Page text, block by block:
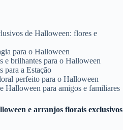
de Halloween: flores e
para o Halloween
e brilhantes para o Halloween
para a Estação
perfeito para o Halloween
Halloween para amigos e familiares
e arranjos florais exclusivos